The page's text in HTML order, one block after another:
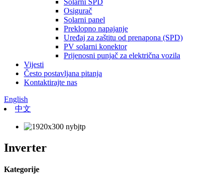
Solarni SPD
Osigurač
Solarni panel
Preklopno napajanje
Uređaj za zaštitu od prenapona (SPD)
PV solarni konektor
Prijenosni punjač za električna vozila
Vijesti
Često postavljana pitanja
Kontaktirajte nas
English
中文
Inverter
Kategorije